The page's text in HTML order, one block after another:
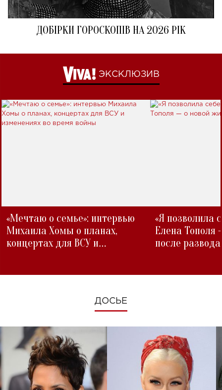
ДОБІРКИ ГОРОСКОПІВ НА 2026 РІК
ЭКСКЛЮЗИВ
«Мечтаю о семье»: интервью
Михаила Хомы о планах,
концертах для ВСУ и
«Я позволила
Елена Тополя
после развода
ДОСЬЕ